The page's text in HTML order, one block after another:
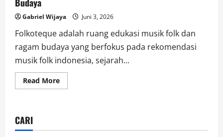
Seni
Modern
Gabriel Wijaya Juni 3, 2026
Folkoteque adalah ruang edukasi musik folk dan
ragam budaya yang berfokus pada rekomendasi
musik folk indonesia, sejarah...
Read MoreRead
more
Musik
CARI